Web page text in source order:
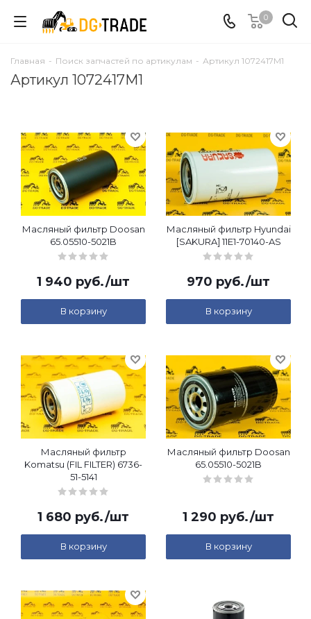
0
Главная - Поиск запчастей по артикулам - Артикул 1072417M1
Артикул 1072417M1
Масляный фильтр Doosan
65.05510-5021B
1 940 руб./шт
В корзину
Масляный фильтр Hyundai
[SAKURA] 11E1-70140-AS
970 руб./шт
В корзину
Масляный фильтр
Komatsu (FIL FILTER) 6736-
51-5141
1 680 руб./шт
В корзину
Масляный фильтр Doosan
65.05510-5021B
1 290 руб./шт
В корзину